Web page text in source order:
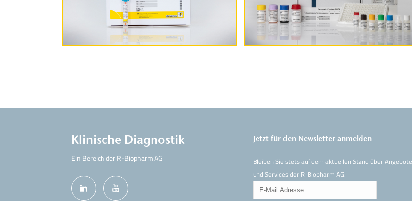
Produktinformationen Produktinformationen
Klinische Diagnostik
Ein Bereich der R-Biopharm AG
Jetzt für den Newsletter anmelden
Bleiben Sie stets auf dem aktuellen Stand über Angebote
und Services der R-Biopharm AG.